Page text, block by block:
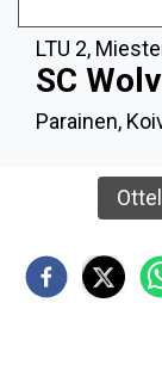
LTU 2,
SC
Parainen,